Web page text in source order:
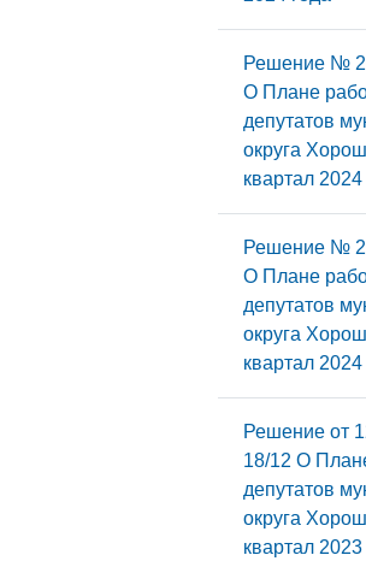
Решение №
О Плане
депутатов
округа
квартал 2024
Решение №
О Плане
депутатов
округа
квартал 2024
Решение от
18/12 О
депутатов
округа
квартал 2023